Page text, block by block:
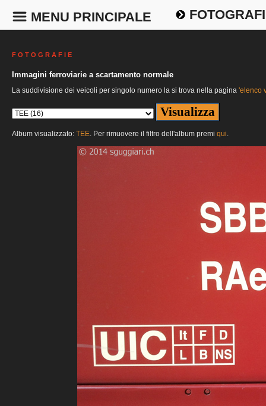
MENU PRINCIPALE
F O T O G R A F I E
Immagini ferroviarie a scartamento normale
La suddivisione dei veicoli per singolo numero la si trova nella pagina 'elenco
Album visualizzato: TEE. Per rimuovere il filtro dell'album premi qui.